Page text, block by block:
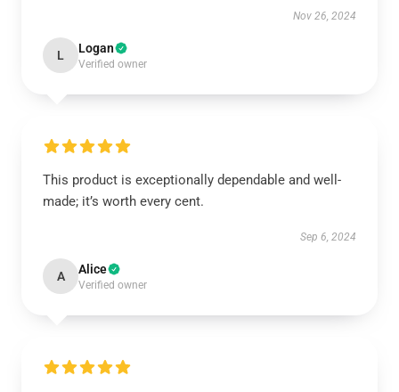
Nov 26, 2024
L Logan
Verified owner
This product is exceptionally dependable and well-
made; it’s worth every cent.
Sep 6, 2024
A Alice
Verified owner